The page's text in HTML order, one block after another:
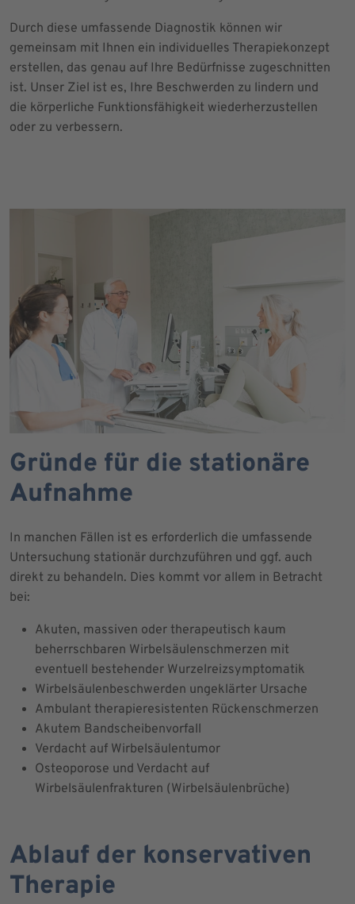
Durch diese umfassende Diagnostik können wir
gemeinsam mit Ihnen ein individuelles Therapiekonzept
erstellen, das genau auf Ihre Bedürfnisse zugeschnitten
ist. Unser Ziel ist es, Ihre Beschwerden zu lindern und
die körperliche Funktionsfähigkeit wiederherzustellen
oder zu verbessern.
Gründe für die stationäre
Aufnahme
In manchen Fällen ist es erforderlich die umfassende
Untersuchung stationär durchzuführen und ggf. auch
direkt zu behandeln. Dies kommt vor allem in Betracht
bei:
Akuten, massiven oder therapeutisch kaum
beherrschbaren Wirbelsäulenschmerzen mit
eventuell bestehender Wurzelreizsymptomatik
Wirbelsäulenbeschwerden ungeklärter Ursache
Ambulant therapieresistenten Rückenschmerzen
Akutem Bandscheibenvorfall
Verdacht auf Wirbelsäulentumor
Osteoporose und Verdacht auf
Wirbelsäulenfrakturen (Wirbelsäulenbrüche)
Ablauf der konservativen
Therapie